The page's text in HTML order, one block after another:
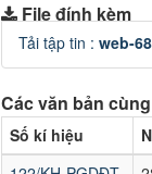
File đính kèm
Tải tập tin : web-
Các văn bản
Số kí hiệu